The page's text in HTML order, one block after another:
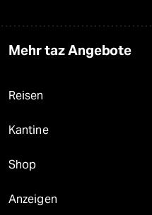
Mehr taz Angebote
Reisen
Kantine
Shop
Anzeigen